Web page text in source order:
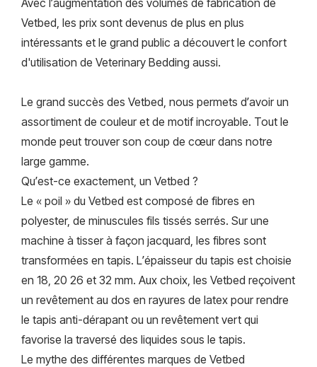
Avec l’augmentation des volumes de fabrication de
Vetbed, les prix sont devenus de plus en plus
intéressants et le grand public a découvert le confort
d'utilisation de Veterinary Bedding aussi.
Le grand succès des Vetbed, nous permets d’avoir un
assortiment de couleur et de motif incroyable. Tout le
monde peut trouver son coup de cœur dans notre
large gamme.
Qu’est-ce exactement, un Vetbed ?
Le « poil » du Vetbed est composé de fibres en
polyester, de minuscules fils tissés serrés. Sur une
machine à tisser à façon jacquard, les fibres sont
transformées en tapis. L’épaisseur du tapis est choisie
en 18, 20 26 et 32 mm. Aux choix, les Vetbed reçoivent
un revêtement au dos en rayures de latex pour rendre
le tapis anti-dérapant ou un revêtement vert qui
favorise la traversé des liquides sous le tapis.
Le mythe des différentes marques de Vetbed